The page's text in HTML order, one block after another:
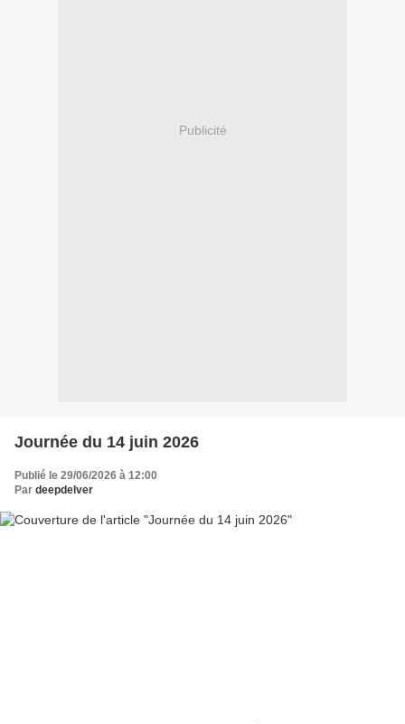
Publicité
Journée du 14 juin 2026
Publié le 29/06/2026 à 12:00
Par deepdelver